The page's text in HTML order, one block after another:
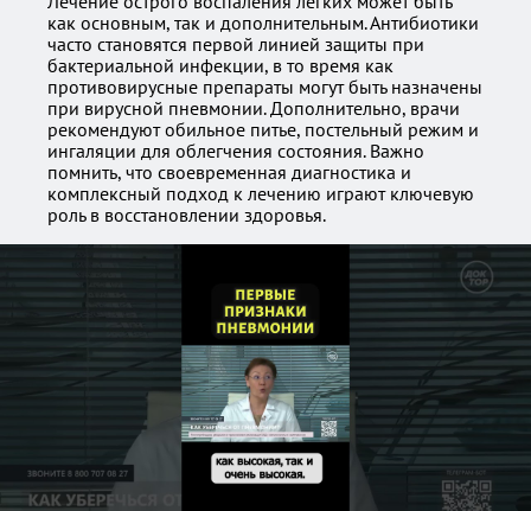
как основным, так и дополнительным. Антибиотики
часто становятся первой линией защиты при
бактериальной инфекции, в то время как
противовирусные препараты могут быть назначены
при вирусной пневмонии. Дополнительно, врачи
рекомендуют обильное питье, постельный режим и
ингаляции для облегчения состояния. Важно
помнить, что своевременная диагностика и
комплексный подход к лечению играют ключевую
роль в восстановлении здоровья.